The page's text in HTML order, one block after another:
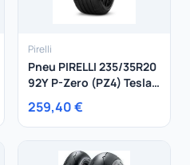
Pirelli
Pneu PIRELLI 235/35R20
92Y P-Zero (PZ4) Tesla
XL
259,40 €